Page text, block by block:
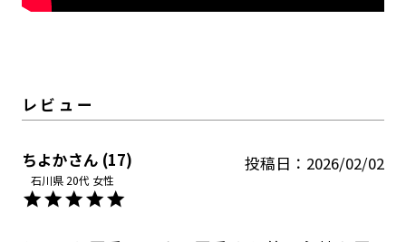
ちよか 17
石川県 20代 女性
投稿日 2026/02/02